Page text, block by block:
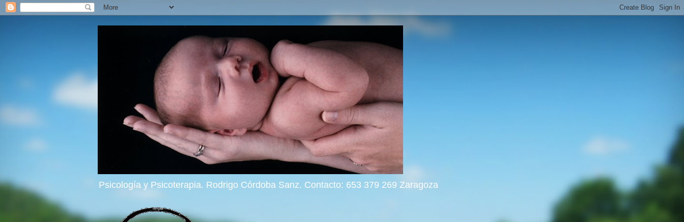
Psicología y Psicoterapia. Rodrigo Córdoba Sanz. Contacto: 653 379 269 Zaragoza